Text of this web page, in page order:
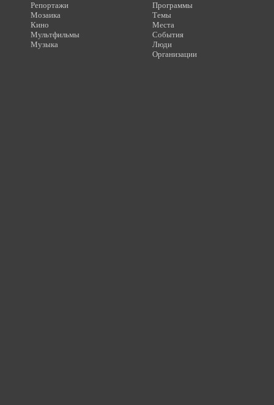
Репортажи
Мозаика
Кино
Мультфильмы
Музыка
Программы
Темы
Места
События
Люди
Организации